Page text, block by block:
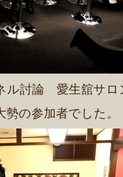
ル討論 愛生舘サロ
の参加者でした。